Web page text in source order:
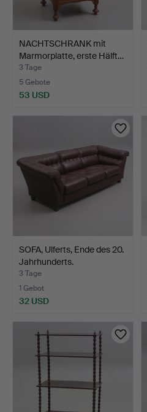
NACHTSCHRANK mit
Marmorplatte, erste Hälft…
3 Tage
5 Gebote
53 USD
SOFA, Ulferts, Ende des 20.
Jahrhunderts.
3 Tage
1 Gebot
32 USD